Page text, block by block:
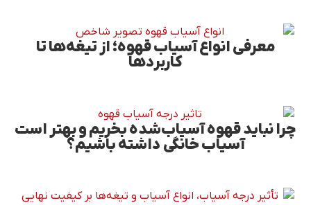
معرفی انواع آسیاب قهوه؛ از تیغه‌ها تا
کاربردها
چرا نباید قهوه آسیاب‌شده بخریم و بهتر است
آسیاب خانگی داشته باشیم؟